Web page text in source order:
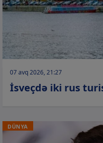
07 avq 2026, 21:27
İsveçdə iki rus
DÜNYA